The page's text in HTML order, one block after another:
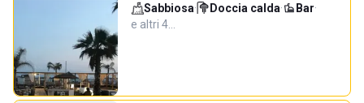
Sabbiosa· Doccia calda· Bar·
e altri 4…